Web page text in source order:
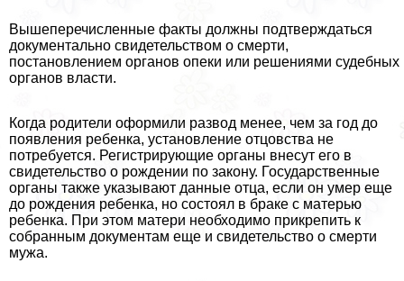
Вышеперечисленные факты должны подтверждаться
документально свидетельством о cмepти,
постановлением органов опеки или решениями судебных
органов власти.
Когда родители оформили развод менее, чем за год до
появления ребенка, установление отцовства не
потребуется. Регистрирующие органы внесут его в
свидетельство о рождении по закону. Государственные
органы также указывают данные отца, если он умер еще
до рождения ребенка, но состоял в бpaке с матерью
ребенка. При этом матери необходимо прикрепить к
собранным документам еще и свидетельство о cмepти
мужа.